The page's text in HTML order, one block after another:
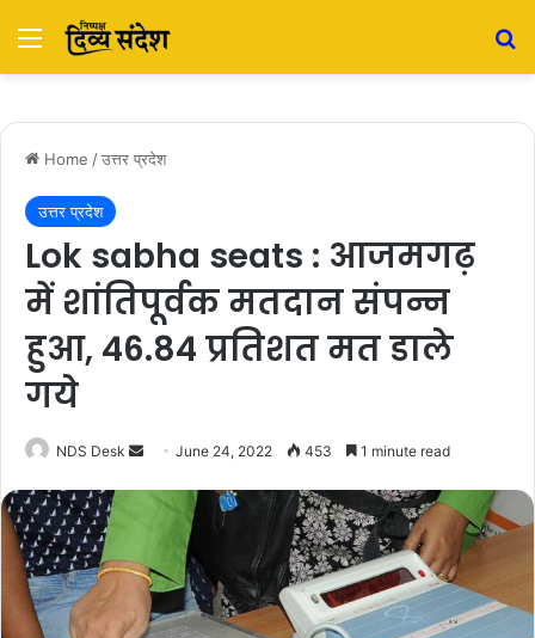
Menu
Home /उत्तर प्रदेश
उत्तर प्रदेश
Lok sabha seats : आजमगढ़
में शांतिपूर्वक मतदान संपन्न
हुआ, 46.84 प्रतिशत मत डाले
गये
NDS Desk
a
n
e
June 24, 2022 453 1 minute read